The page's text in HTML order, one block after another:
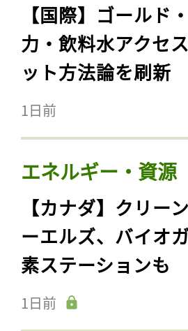
【国際】ゴールド
力・飲料水アクセ
ット方法論を刷新
1日前
エネルギー・資源
【カナダ】クリー
ーエルズ、バイオ
素ステーションも
1日前